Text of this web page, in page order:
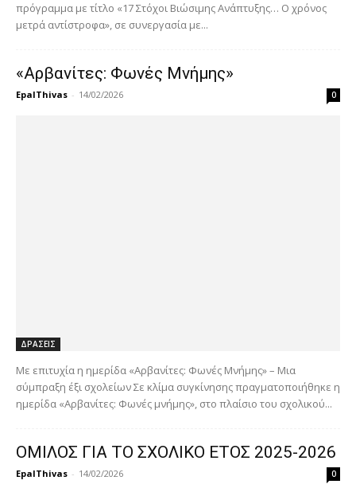
πρόγραμμα με τίτλο «17 Στόχοι Βιώσιμης Ανάπτυξης… Ο χρόνος
μετρά αντίστροφα», σε συνεργασία με...
«Αρβανίτες: Φωνές Μνήμης»
EpalThivas - 14/02/2026 0
ΔΡΑΣΕΙΣ
Με επιτυχία η ημερίδα «Αρβανίτες: Φωνές Μνήμης» – Μια
σύμπραξη έξι σχολείων Σε κλίμα συγκίνησης πραγματοποιήθηκε η
ημερίδα «Αρβανίτες: Φωνές μνήμης», στο πλαίσιο του σχολικού...
ΟΜΙΛΟΣ ΓΙΑ ΤΟ ΣΧΟΛΙΚΟ ΕΤΟΣ 2025-2026
EpalThivas - 14/02/2026 0